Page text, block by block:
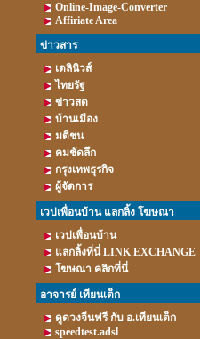
Online-Image-Converter
Affiriate Area
ข่าวสาร
เดลินิวส์
ไทยรัฐ
ข่าวสด
บ้านเมือง
มติชน
คมชัดลึก
กรุงเทพธุรกิจ
ผู้จัดการ
เวปเพื่อนบ้าน แลกลิ้ง โฆษณา
เวปเพื่อนบ้าน
แลกลิ้งที่นี่ LINK EXCHANGE
โฆษณา คลิกที่นี่
อาจารย์ เทียนเต็ก
ดูดวงจีนฟรี กับ อ.เทียนเต็ก
speedtest.adsl